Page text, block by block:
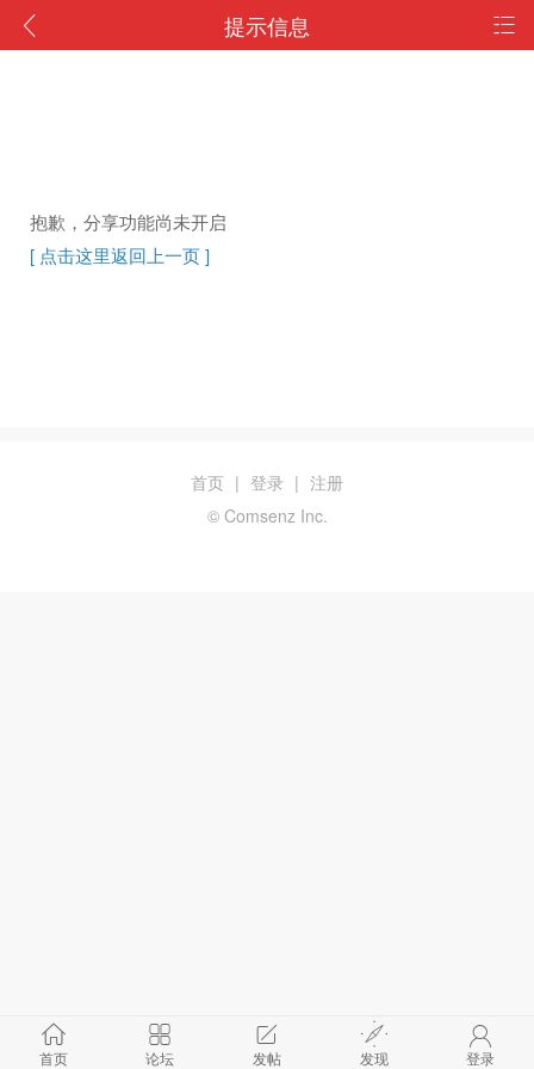
提示信息
抱歉，分享功能尚未开启
[ 点击这里返回上一页 ]
首页 论坛 发帖 发现 登录
首页 | 登录 | 注册
© Comsenz Inc.